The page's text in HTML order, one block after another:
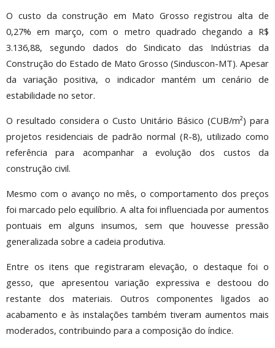
O custo da construção em Mato Grosso registrou alta de
0,27% em março, com o metro quadrado chegando a R$
3.136,88, segundo dados do Sindicato das Indústrias da
Construção do Estado de Mato Grosso (Sinduscon-MT). Apesar
da variação positiva, o indicador mantém um cenário de
estabilidade no setor.
O resultado considera o Custo Unitário Básico (CUB/m²) para
projetos residenciais de padrão normal (R-8), utilizado como
referência para acompanhar a evolução dos custos da
construção civil.
Mesmo com o avanço no mês, o comportamento dos preços
foi marcado pelo equilíbrio. A alta foi influenciada por aumentos
pontuais em alguns insumos, sem que houvesse pressão
generalizada sobre a cadeia produtiva.
Entre os itens que registraram elevação, o destaque foi o
gesso, que apresentou variação expressiva e destoou do
restante dos materiais. Outros componentes ligados ao
acabamento e às instalações também tiveram aumentos mais
moderados, contribuindo para a composição do índice.